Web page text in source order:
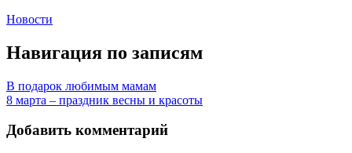
Новости
Навигация по записям
В подарок любимым мамам
8 марта – праздник весны и красоты
Добавить комментарий